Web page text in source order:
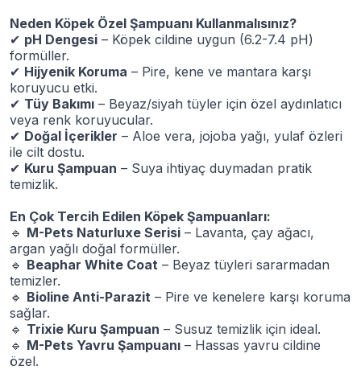
Neden Köpek Özel Şampuanı Kullanmalısınız?
✔ pH Dengesi – Köpek cildine uygun (6.2-7.4 pH)
formüller.
✔ Hijyenik Koruma – Pire, kene ve mantara karşı
koruyucu etki.
✔ Tüy Bakımı – Beyaz/siyah tüyler için özel aydınlatıcı
veya renk koruyucular.
✔ Doğal İçerikler – Aloe vera, jojoba yağı, yulaf özleri
ile cilt dostu.
✔ Kuru Şampuan – Suya ihtiyaç duymadan pratik
temizlik.
En Çok Tercih Edilen Köpek Şampuanları:
🔹 M-Pets Naturluxe Serisi – Lavanta, çay ağacı,
argan yağlı doğal formüller.
🔹 Beaphar White Coat – Beyaz tüyleri sararmadan
temizler.
🔹 Bioline Anti-Parazit – Pire ve kenelere karşı koruma
sağlar.
🔹 Trixie Kuru Şampuan – Susuz temizlik için ideal.
🔹 M-Pets Yavru Şampuanı – Hassas yavru cildine
özel.